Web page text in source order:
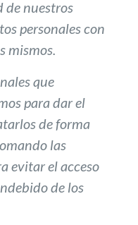
de nuestros
personales con
mismos.
que
para dar el
de forma
las
evitar el acceso
de los